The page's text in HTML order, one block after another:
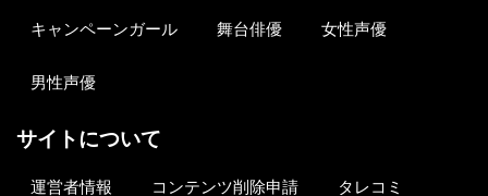
キャンペーンガール 舞台俳優 女性声優
男性声優
サイトについて
運営者情報 コンテンツ削除申請 タレコミ